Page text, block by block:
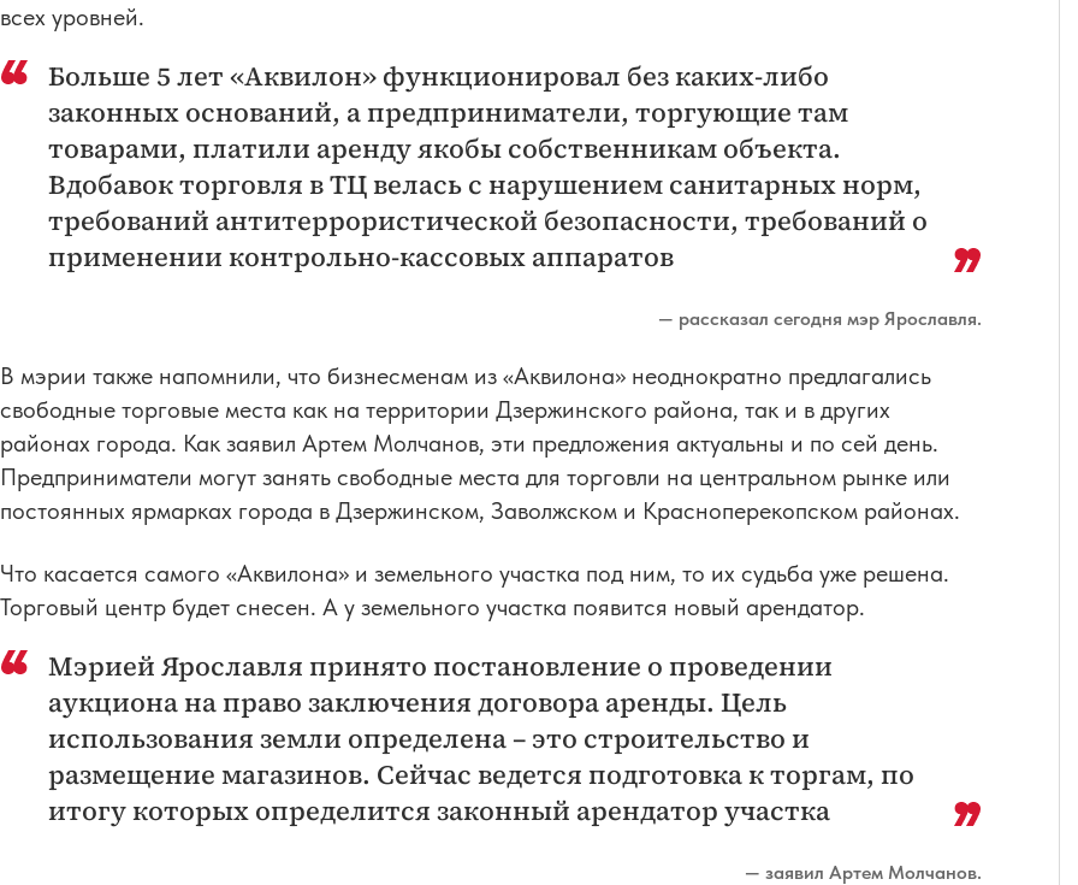
всех уровней.
Больше 5 лет «Аквилон» функционировал без каких-либо
законных оснований, а предприниматели, торгующие там
товарами, платили аренду якобы собственникам объекта.
Вдобавок торговля в ТЦ велась с нарушением санитарных норм,
требований антитеррористической безопасности, требований о
применении контрольно-кассовых аппаратов
— рассказал сегодня мэр Ярославля.
В мэрии также напомнили, что бизнесменам из «Аквилона» неоднократно предлагались
свободные торговые места как на территории Дзержинского района, так и в других
районах города. Как заявил Артем Молчанов, эти предложения актуальны и по сей день.
Предприниматели могут занять свободные места для торговли на центральном рынке или
постоянных ярмарках города в Дзержинском, Заволжском и Красноперекопском районах.
Что касается самого «Аквилона» и земельного участка под ним, то их судьба уже решена.
Торговый центр будет снесен. А у земельного участка появится новый арендатор.
Мэрией Ярославля принято постановление о проведении
аукциона на право заключения договора аренды. Цель
использования земли определена – это строительство и
размещение магазинов. Сейчас ведется подготовка к торгам, по
итогу которых определится законный арендатор участка
— заявил Артем Молчанов.